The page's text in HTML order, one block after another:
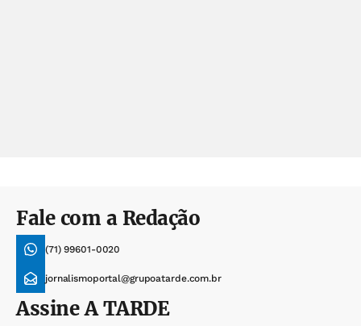
Fale com a Redação
(71) 99601-0020
jornalismoportal@grupoatarde.com.br
AssineA TARDE